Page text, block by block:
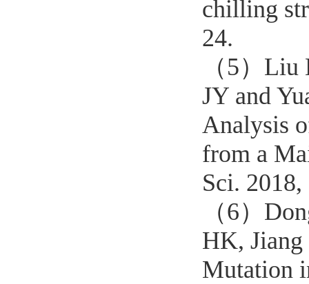
chilling
24.
（5） Liu
JY and
Analysis
from a
Sci.
（6）
HK,
Mutation